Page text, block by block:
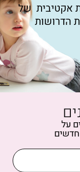
אקטיבית של
הדרושות
על
חדשים